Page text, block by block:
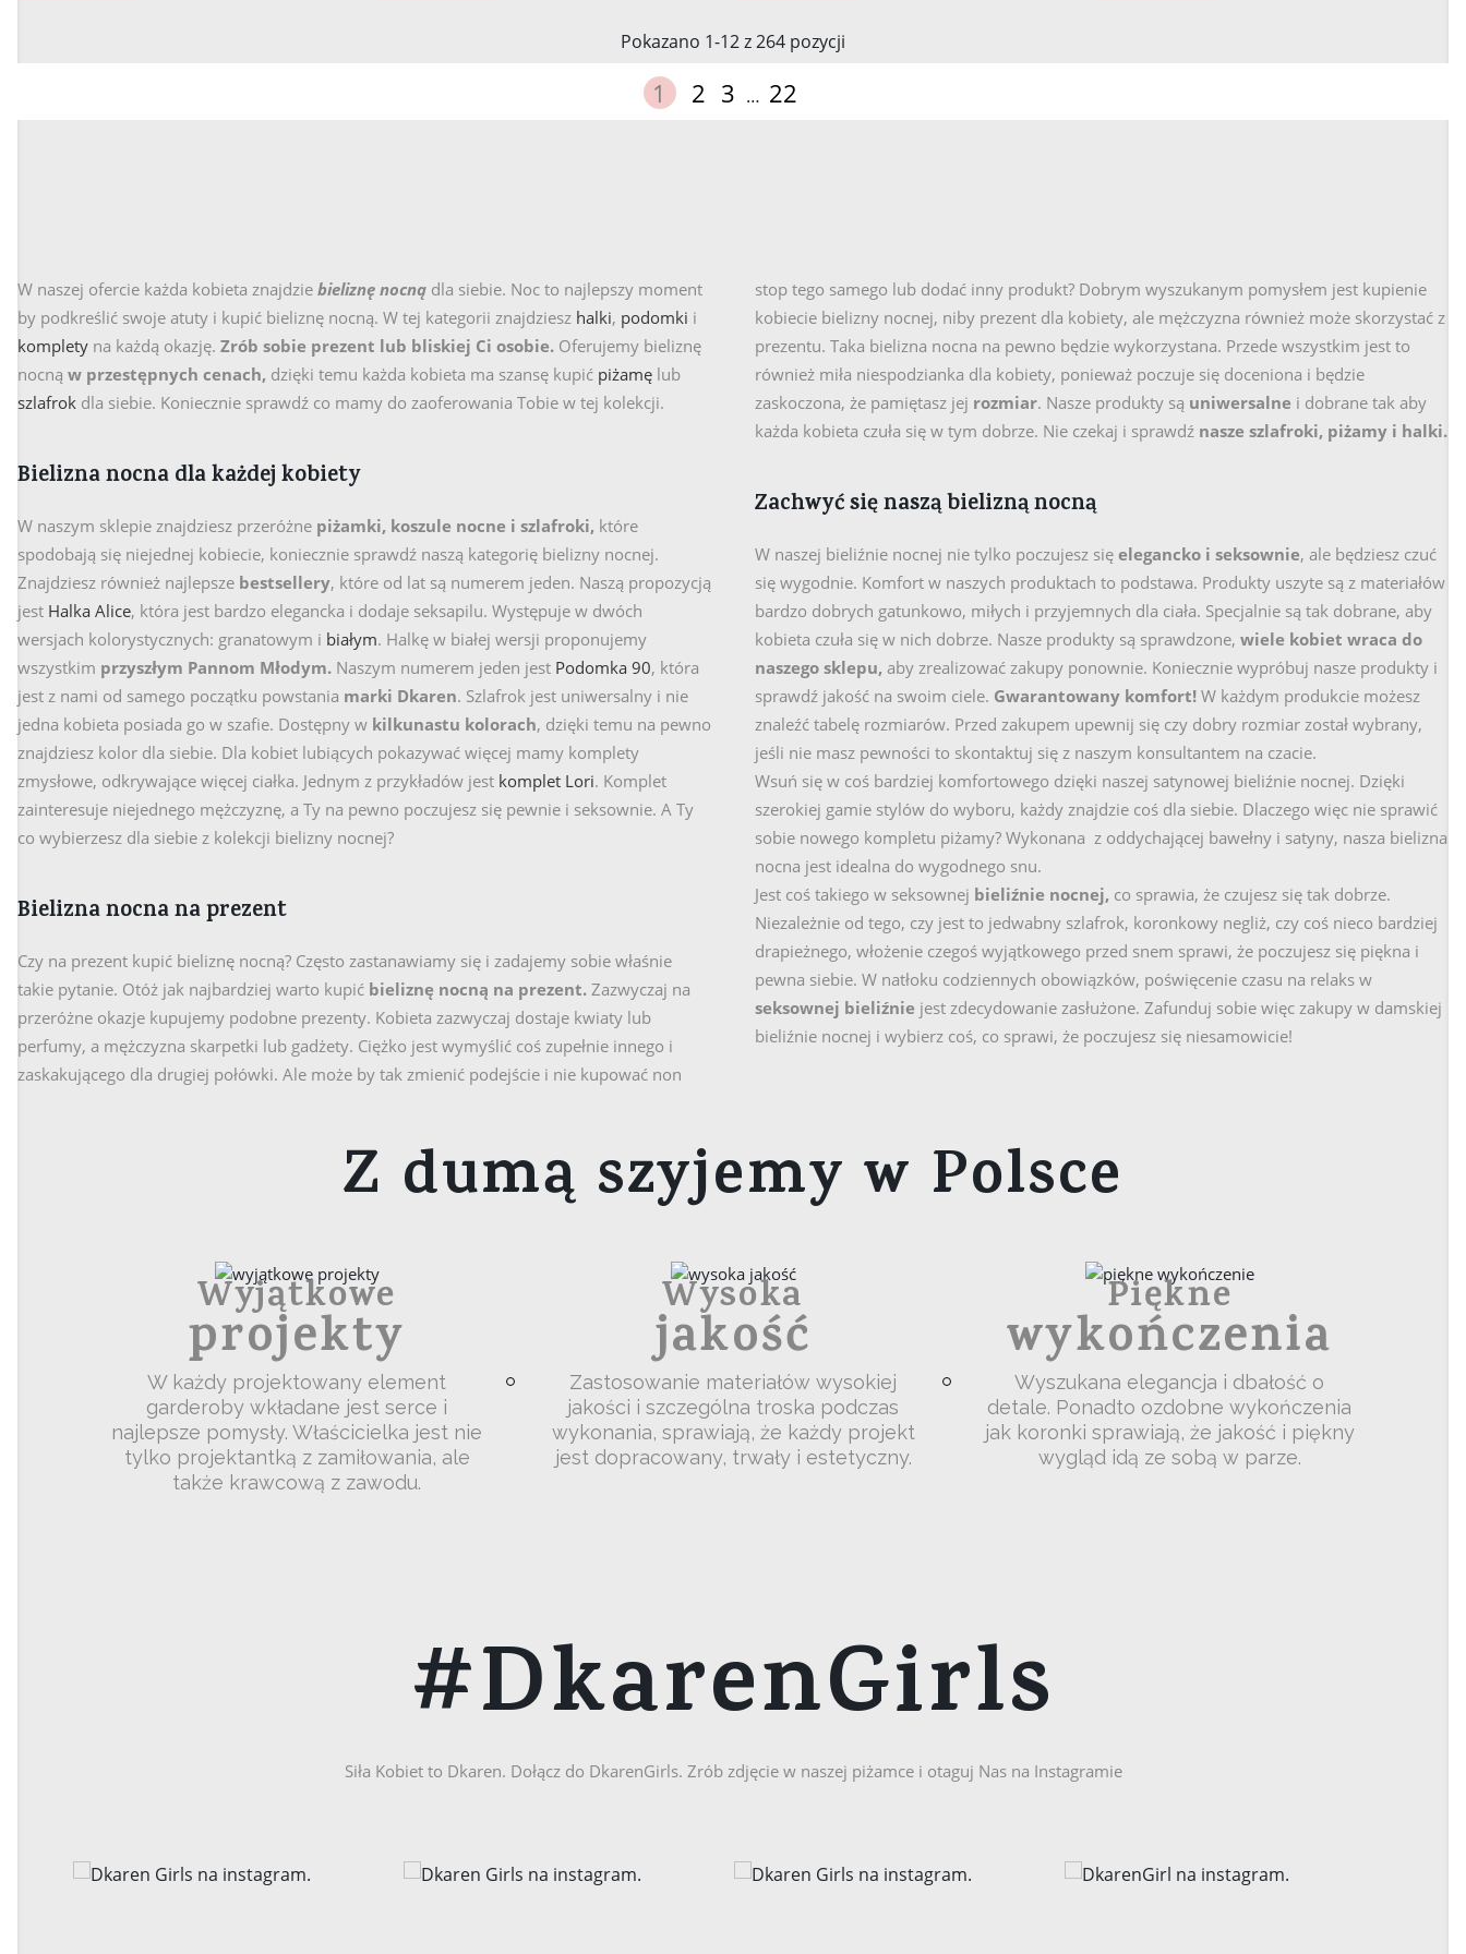
więcej
147,72 zł
Pokazano 1-12 z 264 pozycji
1 2 3 … 22
W naszej ofercie każda kobieta znajdzie bieliznę nocną dla siebie. Noc to najlepszy moment
by podkreślić swoje atuty i kupić bieliznę nocną. W tej kategorii znajdziesz halki, podomki i
komplety na każdą okazję. Zrób sobie prezent lub bliskiej Ci osobie. Oferujemy bieliznę
nocną w przestępnych cenach, dzięki temu każda kobieta ma szansę kupić piżamę lub
szlafrok dla siebie. Koniecznie sprawdź co mamy do zaoferowania Tobie w tej kolekcji.
Bielizna nocna dla każdej kobiety
W naszym sklepie znajdziesz przeróżne piżamki, koszule nocne i szlafroki, które
spodobają się niejednej kobiecie, koniecznie sprawdź naszą kategorię bielizny nocnej.
Znajdziesz również najlepsze bestsellery, które od lat są numerem jeden. Naszą propozycją
jest Halka Alice, która jest bardzo elegancka i dodaje seksapilu. Występuje w dwóch
wersjach kolorystycznych: granatowym i białym. Halkę w białej wersji proponujemy
wszystkim przyszłym Pannom Młodym. Naszym numerem jeden jest Podomka 90, która
jest z nami od samego początku powstania marki Dkaren. Szlafrok jest uniwersalny i nie
jedna kobieta posiada go w szafie. Dostępny w kilkunastu kolorach, dzięki temu na pewno
znajdziesz kolor dla siebie. Dla kobiet lubiących pokazywać więcej mamy komplety
zmysłowe, odkrywające więcej ciałka. Jednym z przykładów jest komplet Lori. Komplet
zainteresuje niejednego mężczyznę, a Ty na pewno poczujesz się pewnie i seksownie. A Ty
co wybierzesz dla siebie z kolekcji bielizny nocnej?
Bielizna nocna na prezent
Czy na prezent kupić bieliznę nocną? Często zastanawiamy się i zadajemy sobie właśnie
takie pytanie. Otóż jak najbardziej warto kupić bieliznę nocną na prezent. Zazwyczaj na
przeróżne okazje kupujemy podobne prezenty. Kobieta zazwyczaj dostaje kwiaty lub
perfumy, a mężczyzna skarpetki lub gadżety. Ciężko jest wymyślić coś zupełnie innego i
zaskakującego dla drugiej połówki. Ale może by tak zmienić podejście i nie kupować non
stop tego samego lub dodać inny produkt? Dobrym wyszukanym pomysłem jest kupienie
kobiecie bielizny nocnej, niby prezent dla kobiety, ale mężczyzna również może skorzystać z
prezentu. Taka bielizna nocna na pewno będzie wykorzystana. Przede wszystkim jest to
również miła niespodzianka dla kobiety, ponieważ poczuje się doceniona i będzie
zaskoczona, że pamiętasz jej rozmiar. Nasze produkty są uniwersalne i dobrane tak aby
każda kobieta czuła się w tym dobrze. Nie czekaj i sprawdź nasze szlafroki, piżamy i halki.
Zachwyć się naszą bielizną nocną
W naszej bieliźnie nocnej nie tylko poczujesz się elegancko i seksownie, ale będziesz czuć
się wygodnie. Komfort w naszych produktach to podstawa. Produkty uszyte są z materiałów
bardzo dobrych gatunkowo, miłych i przyjemnych dla ciała. Specjalnie są tak dobrane, aby
kobieta czuła się w nich dobrze. Nasze produkty są sprawdzone, wiele kobiet wraca do
naszego sklepu, aby zrealizować zakupy ponownie. Koniecznie wypróbuj nasze produkty i
sprawdź jakość na swoim ciele. Gwarantowany komfort! W każdym produkcie możesz
znaleźć tabelę rozmiarów. Przed zakupem upewnij się czy dobry rozmiar został wybrany,
jeśli nie masz pewności to skontaktuj się z naszym konsultantem na czacie.
Wsuń się w coś bardziej komfortowego dzięki naszej satynowej bieliźnie nocnej. Dzięki
szerokiej gamie stylów do wyboru, każdy znajdzie coś dla siebie. Dlaczego więc nie sprawić
sobie nowego kompletu piżamy? Wykonana z oddychającej bawełny i satyny, nasza bielizna
nocna jest idealna do wygodnego snu.
Jest coś takiego w seksownej bieliźnie nocnej, co sprawia, że czujesz się tak dobrze.
Niezależnie od tego, czy jest to jedwabny szlafrok, koronkowy negliż, czy coś nieco bardziej
drapieżnego, włożenie czegoś wyjątkowego przed snem sprawi, że poczujesz się piękna i
pewna siebie. W natłoku codziennych obowiązków, poświęcenie czasu na relaks w
seksownej bieliźnie jest zdecydowanie zasłużone. Zafunduj sobie więc zakupy w damskiej
bieliźnie nocnej i wybierz coś, co sprawi, że poczujesz się niesamowicie!
Z dumą szyjemy w Polsce
Wyjątkowe
projekty
W każdy projektowany element
garderoby wkładane jest serce i
najlepsze pomysły. Właścicielka jest nie
tylko projektantką z zamiłowania, ale
także krawcową z zawodu.
Wysoka
jakość
Zastosowanie materiałów wysokiej
jakości i szczególna troska podczas
wykonania, sprawiają, że każdy projekt
jest dopracowany, trwały i estetyczny.
Piękne
wykończenia
Wyszukana elegancja i dbałość o
detale. Ponadto ozdobne wykończenia
jak koronki sprawiają, że jakość i piękny
wygląd idą ze sobą w parze.
#DkarenGirls
Siła Kobiet to Dkaren. Dołącz do DkarenGirls. Zrób zdjęcie w naszej piżamce i otaguj Nas na Instagramie